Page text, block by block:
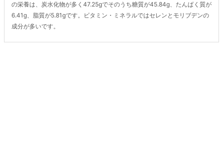
の栄養は、炭水化物が多く47.25gでそのうち糖質が45.84g、たんぱく質が
6.41g、脂質が5.81gです。ビタミン・ミネラルではセレンとモリブデンの
成分が多いです。